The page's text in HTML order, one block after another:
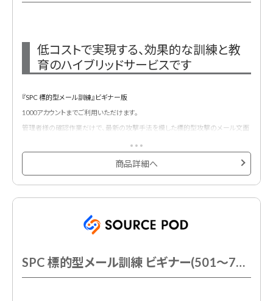
低コストで実現する、効果的な訓練と教
育のハイブリッドサービスです
『SPC 標的型メール訓練』ビギナー版
1000アカウントまでご利用いただけます。
管理者様の確認作業だけで、最新の攻撃手法を模した標的型攻撃のメール文面
を複数回訓練できる、人的セキュリティ向上のためのメール訓練サービスです。
※システム「MudFix」を利用。
商品詳細へ
SPC 標的型メール訓練 ビギナー(501～700AC以下)